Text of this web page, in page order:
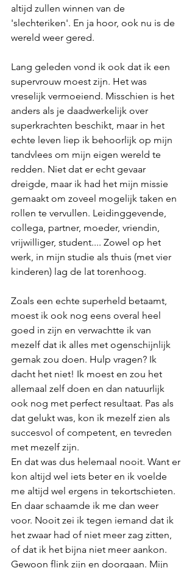
altijd zullen winnen van de
'slechteriken'. En ja hoor, ook nu is de
wereld weer gered.
Lang geleden vond ik ook dat ik een
supervrouw moest zijn. Het was
vreselijk vermoeiend. Misschien is het
anders als je daadwerkelijk over
superkrachten beschikt, maar in het
echte leven liep ik behoorlijk op mijn
tandvlees om mijn eigen wereld te
redden. Niet dat er echt gevaar
dreigde, maar ik had het mijn missie
gemaakt om zoveel mogelijk taken en
rollen te vervullen. Leidinggevende,
collega, partner, moeder, vriendin,
vrijwilliger, student.... Zowel op het
werk, in mijn studie als thuis (met vier
kinderen) lag de lat torenhoog.
Zoals een echte superheld betaamt,
moest ik ook nog eens overal heel
goed in zijn en verwachtte ik van
mezelf dat ik alles met ogenschijnlijk
gemak zou doen. Hulp vragen? Ik
dacht het niet! Ik moest en zou het
allemaal zelf doen en dan natuurlijk
ook nog met perfect resultaat. Pas als
dat gelukt was, kon ik mezelf zien als
succesvol of competent, en tevreden
met mezelf zijn.
En dat was dus helemaal nooit. Want er
kon altijd wel iets beter en ik voelde
me altijd wel ergens in tekortschieten.
En daar schaamde ik me dan weer
voor. Nooit zei ik tegen iemand dat ik
het zwaar had of niet meer zag zitten,
of dat ik het bijna niet meer aankon.
Gewoon flink zijn en doorgaan. Mijn